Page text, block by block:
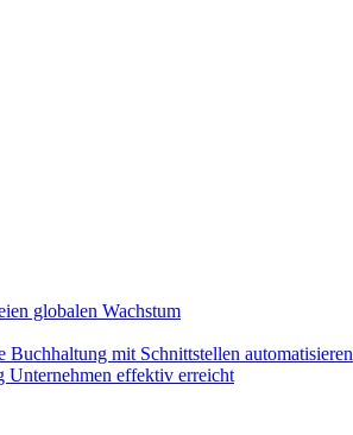
globalen Wachstum
mit Schnittstellen automatisieren
effektiv erreicht